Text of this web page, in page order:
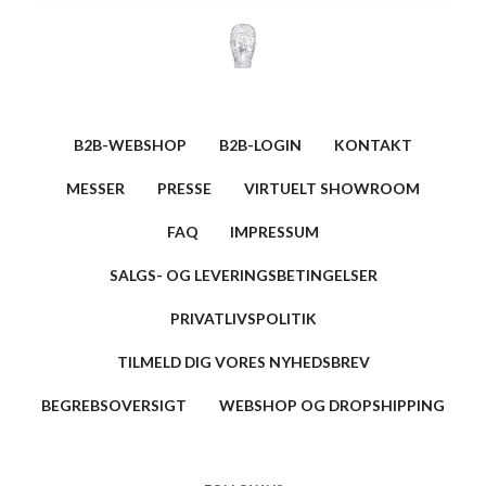
B2B-WEBSHOP B2B-LOGIN KONTAKT
MESSER PRESSE VIRTUELT SHOWROOM
FAQ IMPRESSUM
SALGS- OG LEVERINGSBETINGELSER
PRIVATLIVSPOLITIK
TILMELD DIG VORES NYHEDSBREV
BEGREBSOVERSIGT WEBSHOP OG DROPSHIPPING